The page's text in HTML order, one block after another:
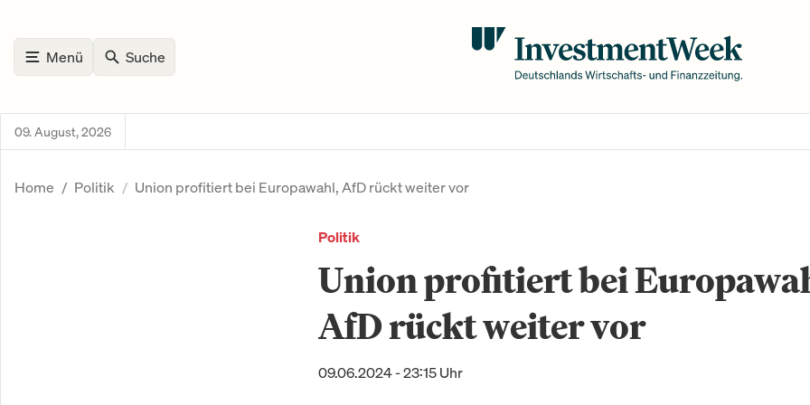
Menü Suche
09. August, 2026
Home Politik Union profitiert bei Europawahl, AfD rückt weiter vor
Politik
Union profitiert bei
AfD rückt weiter vor
09.06.2024 - 23:15 Uhr